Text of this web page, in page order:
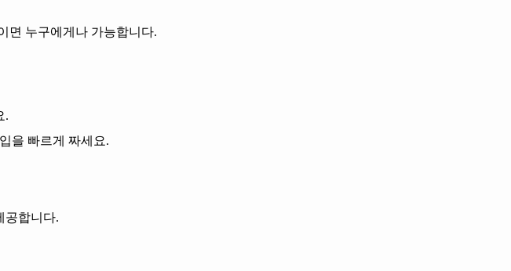
면 누구에게나 가능합니다.
.
을 빠르게 짜세요.
공합니다.